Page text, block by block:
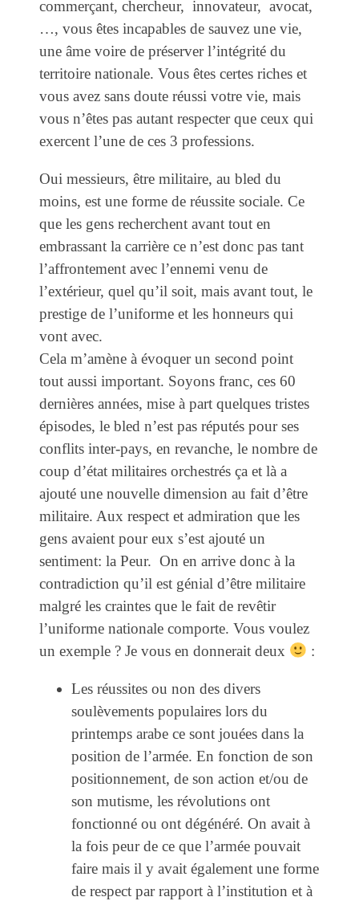
commerçant, chercheur, innovateur, avocat,
…, vous êtes incapables de sauvez une vie,
une âme voire de préserver l’intégrité du
territoire nationale. Vous êtes certes riches et
vous avez sans doute réussi votre vie, mais
vous n’êtes pas autant respecter que ceux qui
exercent l’une de ces 3 professions.
Oui messieurs, être militaire, au bled du
moins, est une forme de réussite sociale. Ce
que les gens recherchent avant tout en
embrassant la carrière ce n’est donc pas tant
l’affrontement avec l’ennemi venu de
l’extérieur, quel qu’il soit, mais avant tout, le
prestige de l’uniforme et les honneurs qui
vont avec.
Cela m’amène à évoquer un second point
tout aussi important. Soyons franc, ces 60
dernières années, mise à part quelques tristes
épisodes, le bled n’est pas réputés pour ses
conflits inter-pays, en revanche, le nombre de
coup d’état militaires orchestrés ça et là a
ajouté une nouvelle dimension au fait d’être
militaire. Aux respect et admiration que les
gens avaient pour eux s’est ajouté un
sentiment: la Peur. On en arrive donc à la
contradiction qu’il est génial d’être militaire
malgré les craintes que le fait de revêtir
l’uniforme nationale comporte. Vous voulez
un exemple ? Je vous en donnerait deux
:
Les réussites ou non des divers
soulèvements populaires lors du
printemps arabe ce sont jouées dans la
position de l’armée. En fonction de son
positionnement, de son action et/ou de
son mutisme, les révolutions ont
fonctionné ou ont dégénéré. On avait à
la fois peur de ce que l’armée pouvait
faire mais il y avait également une forme
de respect par rapport à l’institution et à